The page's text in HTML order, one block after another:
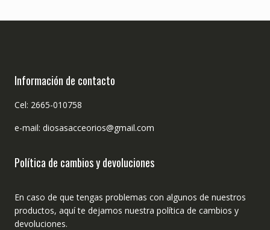
Información de contacto
Cel: 2665-010758
e-mail: diosasacceorios@gmail.com
Política de cambios y devoluciones
En caso de que tengas problemas con algunos de nuestros
productos, aquí te dejamos nuestra política de cambios y
devoluciones.